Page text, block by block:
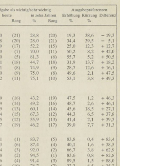
In
Lightbox
öffnen